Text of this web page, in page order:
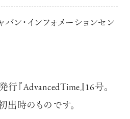
パン・インフォメーションセン
『AdvancedTime』16号。
時のものです。